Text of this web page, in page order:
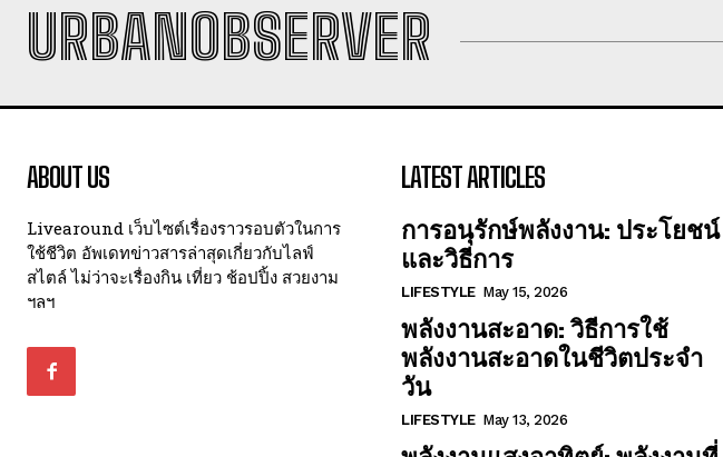
URBANOBSERVER
ABOUT US
Livearound เว็บไซต์เรื่องราวรอบตัวในการ
ใช้ชีวิต อัพเดทข่าวสารล่าสุดเกี่ยวกับไลฟ์
สไตล์ ไม่ว่าจะเรื่องกิน เที่ยว ช้อปปิ้ง สวยงาม
ฯลฯ
LATEST ARTICLES
การอนุรักษ์พลังงาน: ประโยชน์
และวิธีการ
LIFESTYLE May 15, 2026
พลังงานสะอาด: วิธีการใช้
พลังงานสะอาดในชีวิตประจำ
วัน
LIFESTYLE May 13, 2026